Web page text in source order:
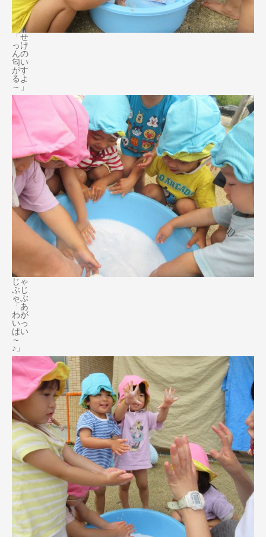
「せ
っけ
んの
匂い
がす
るよ
～」
じゃ
ぶじ
ゃぶ
「あ
わが
いっ
ぱい
～
♪」